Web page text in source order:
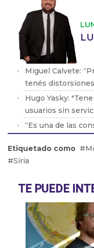
Miguel Calvete:
tenés
Hugo Yasky:
usuarios sin
“Es una de las
neurológica y
Daniel Menéndez:
una sección del
Pichetto y de JxC”
Pedro Perrotta:
discapacidad que
VTV"
Etiquetado como
Siria
TE PUEDE